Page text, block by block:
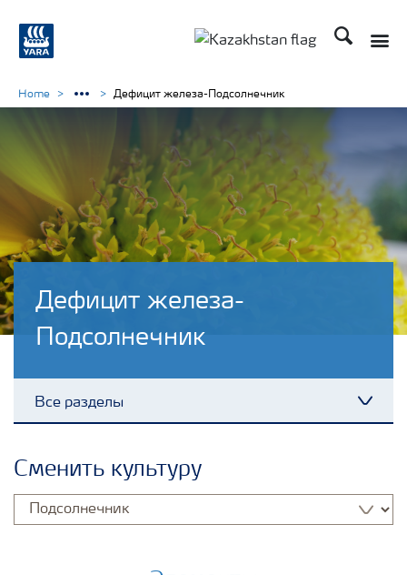
Поиск
Дефицит железа-
Подсолнечник
Все разделы
Культуры
Инструменты и сервисы
Home Дефицит железа-Подсолнечник
Сменить культуру